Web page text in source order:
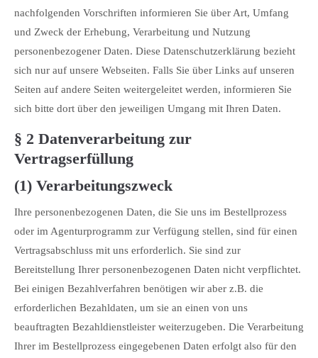
nachfolgenden Vorschriften informieren Sie über Art, Umfang
und Zweck der Erhebung, Verarbeitung und Nutzung
personenbezogener Daten. Diese Datenschutzerklärung bezieht
sich nur auf unsere Webseiten. Falls Sie über Links auf unseren
Seiten auf andere Seiten weitergeleitet werden, informieren Sie
sich bitte dort über den jeweiligen Umgang mit Ihren Daten.
§ 2 Datenverarbeitung zur
Vertragserfüllung
(1) Verarbeitungszweck
Ihre personenbezogenen Daten, die Sie uns im Bestellprozess
oder im Agenturprogramm zur Verfügung stellen, sind für einen
Vertragsabschluss mit uns erforderlich. Sie sind zur
Bereitstellung Ihrer personenbezogenen Daten nicht verpflichtet.
Bei einigen Bezahlverfahren benötigen wir aber z.B. die
erforderlichen Bezahldaten, um sie an einen von uns
beauftragten Bezahldienstleister weiterzugeben. Die Verarbeitung
Ihrer im Bestellprozess eingegebenen Daten erfolgt also für den